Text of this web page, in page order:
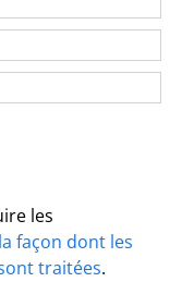
les
façon dont les
traitées.